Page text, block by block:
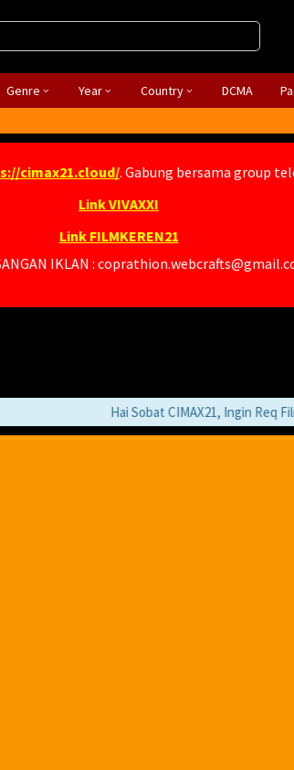
Genre Year Country DCMA
cimax21.cloud/ . Gabung bersama group
Link VIVAXXI
Link FILMKEREN21
IKLAN :
Hai Sobat CIMAX21, Ingin Req Film